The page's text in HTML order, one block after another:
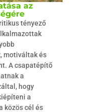
az
tényező
motiváltak és
A csapatépítő
a
hogy
a
közös cél és